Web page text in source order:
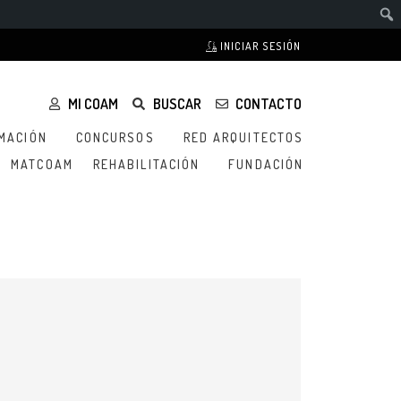
INICIAR SESIÓN
MI COAM BUSCAR CONTACTO
CONCURSOS
RED ARQUITECTOS
MATCOAM REHABILITACIÓN FUNDACIÓN